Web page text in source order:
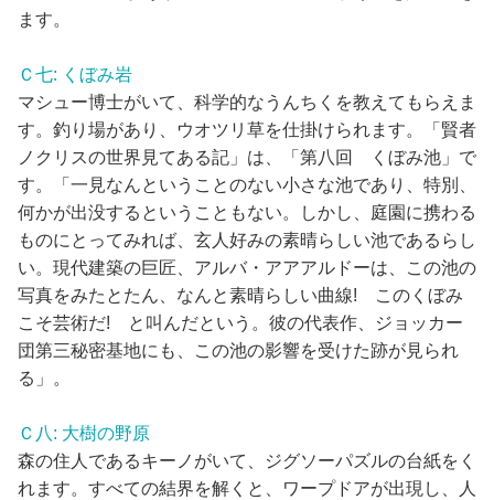
ます。
Ｃ七: くぼみ岩
マシュー博士がいて、科学的なうんちくを教えてもらえま
す。釣り場があり、ウオツリ草を仕掛けられます。「賢者
ノクリスの世界見てある記」は、「第八回 くぼみ池」で
す。「一見なんということのない小さな池であり、特別、
何かが出没するということもない。しかし、庭園に携わる
ものにとってみれば、玄人好みの素晴らしい池であるらし
い。現代建築の巨匠、アルバ・アアアルドーは、この池の
写真をみたとたん、なんと素晴らしい曲線! このくぼみ
こそ芸術だ! と叫んだという。彼の代表作、ジョッカー
団第三秘密基地にも、この池の影響を受けた跡が見られ
る」。
Ｃ八: 大樹の野原
森の住人であるキーノがいて、ジグソーパズルの台紙をく
れます。すべての結界を解くと、ワープドアが出現し、人